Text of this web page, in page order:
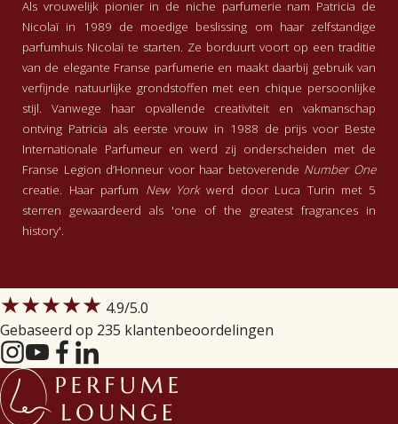
Als vrouwelijk pionier in de niche parfumerie nam Patricia de
Nicolaï in 1989 de moedige beslissing om haar zelfstandige
parfumhuis Nicolaï te starten. Ze borduurt voort op een traditie
van de elegante Franse parfumerie en maakt daarbij gebruik van
verfijnde natuurlijke grondstoffen met een chique persoonlijke
stijl. Vanwege haar opvallende creativiteit en vakmanschap
ontving Patricia als eerste vrouw in 1988 de prijs voor Beste
Internationale Parfumeur en werd zij onderscheiden met de
Franse Legion d’Honneur voor haar betoverende Number One
creatie. Haar parfum New Yorkwerd door Luca Turin met 5
sterren gewaardeerd als 'one of the greatest fragrances in
history'.
★★★★★ 4.9/5.0
Gebaseerd op 235 klantenbeoordelingen